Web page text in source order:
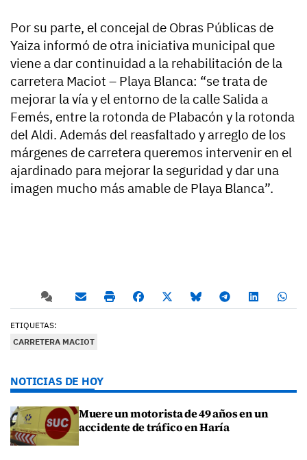
Por su parte, el concejal de Obras Públicas de
Yaiza informó de otra iniciativa municipal que
viene a dar continuidad a la rehabilitación de la
carretera Maciot – Playa Blanca: “se trata de
mejorar la vía y el entorno de la calle Salida a
Femés, entre la rotonda de Plabacón y la rotonda
del Aldi. Además del reasfaltado y arreglo de los
márgenes de carretera queremos intervenir en el
ajardinado para mejorar la seguridad y dar una
imagen mucho más amable de Playa Blanca”.
ETIQUETAS:
CARRETERA MACIOT
NOTICIAS DE HOY
Muere un motorista de 49 años en un
accidente de tráfico en Haría